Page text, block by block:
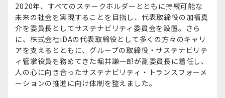
2020年、すべてのステークホルダーとともに持続可能な
未来の社会を実現することを目指し、代表取締役の加福真
介を委員長としてサステナビリティ委員会を設置。さら
に、株式会社iDAの代表取締役として多くの方々のキャリ
アを支えるとともに、グループの取締役・サステナビリテ
ィ管掌役員を務めてきた堀井謙一郎が副委員長に着任し、
人の心に向き合ったサステナビリティ・トランスフォーメ
ーションの推進に向け体制を整えました。